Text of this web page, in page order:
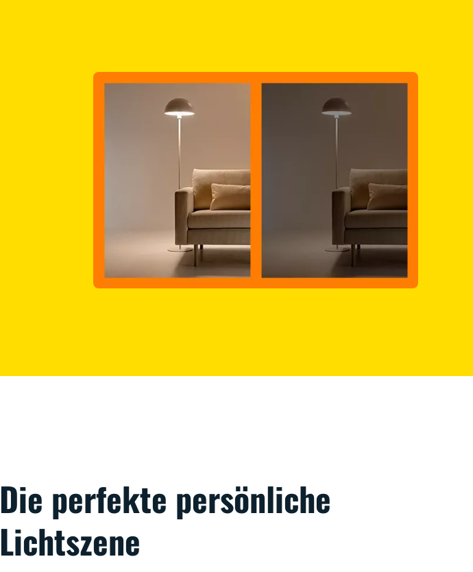
Die perfekte persönliche
Lichtszene